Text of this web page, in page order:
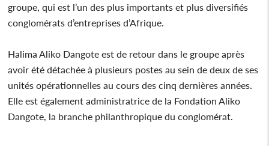
groupe, qui est l’un des plus importants et plus diversifiés
conglomérats d’entreprises d’Afrique.
Halima Aliko Dangote est de retour dans le groupe après
avoir été détachée à plusieurs postes au sein de deux de ses
unités opérationnelles au cours des cinq dernières années.
Elle est également administratrice de la Fondation Aliko
Dangote, la branche philanthropique du conglomérat.